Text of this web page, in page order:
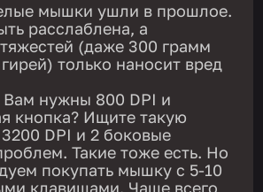
мышки ушли в прошлое.
расслаблена, а
(даже 300 грамм
гирей) только наносит вред
Вам нужны 800 DPI и
кнопка? Ищите такую
DPI и 2 боковые
Такие тоже есть. Но
покупать мышку с 5-10
клавишами. Чаще всего